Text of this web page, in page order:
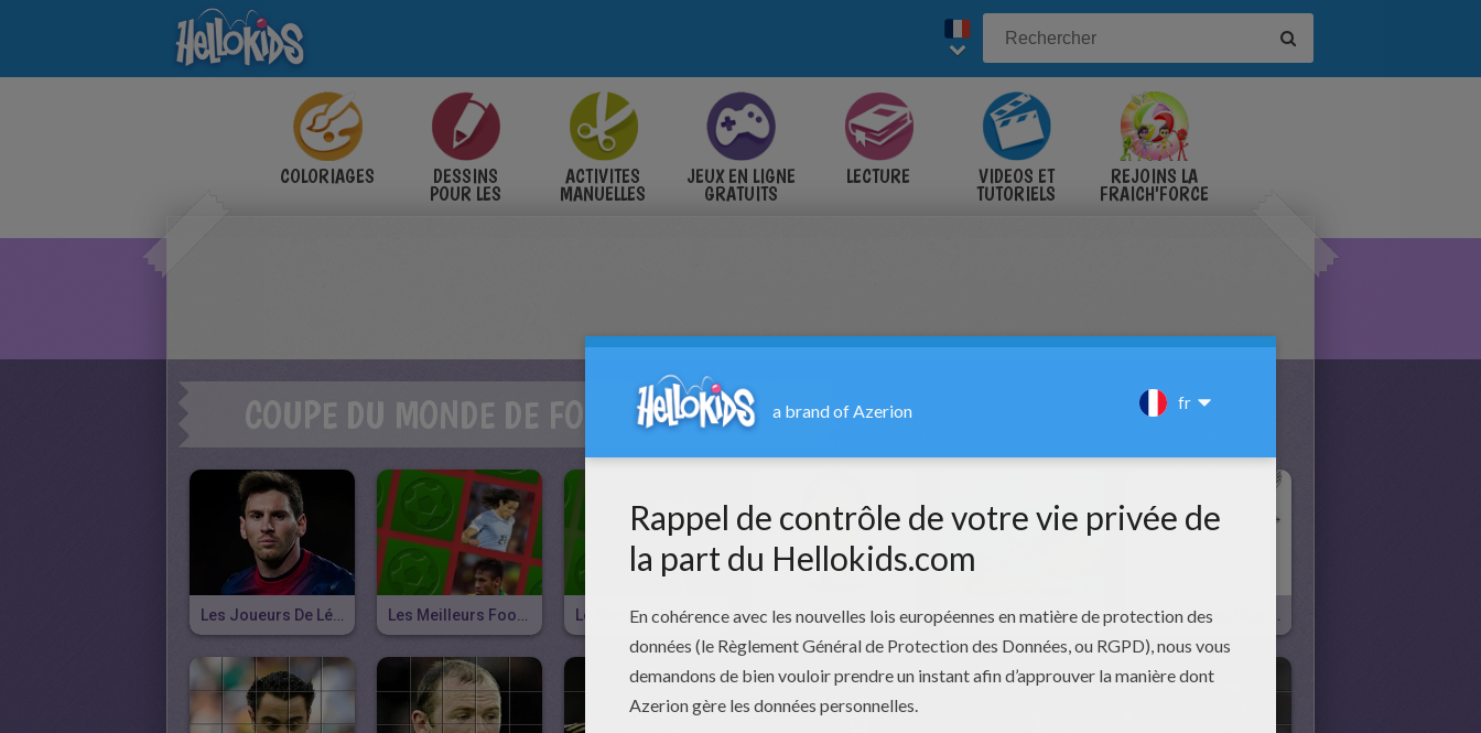
COLORIAGES DESSINS
POUR LES
ACTIVITES
MANUELLES
JEUX EN LIGNE
GRATUITS
LECTURE VIDÉOS ET
TUTORIELS
REJOINS LA
FRAICH'FORCE
COUPE DU MONDE DE FOOTBALL 2014
Le Memory Des Meilleurs Footballeurs Européen Casse-Tête De La Coupe Du Monde 2014 Joueur De Foot